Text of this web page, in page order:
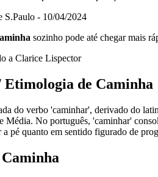
S.Paulo - 10/04/2024
sozinho pode até chegar mais
a Clarice Lispector
Etimologia de Caminha
do verbo 'caminhar', derivado do
Média. No português, 'caminhar'
a pé quanto em sentido figurado de
Caminha